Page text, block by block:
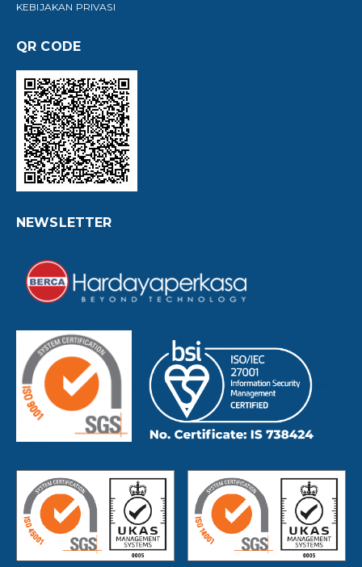
KEBIJAKAN PRIVASI
QR CODE
NEWSLETTER